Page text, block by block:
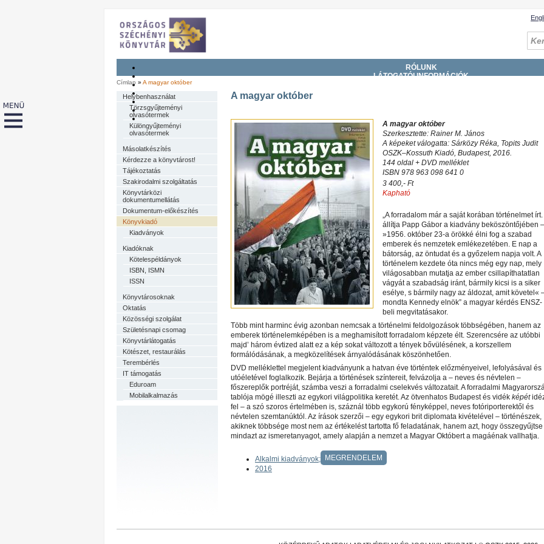
RÓLUNK
LÁTOGATÓI INFORMÁCIÓK
ESEMÉNYEK
Címlap » A magyar október
Helybenhasználat
Törzsgyűjteményi
olvasótermek
Különgyűjteményi
olvasótermek
Másolatkészítés
Kérdezze a könyvtárost!
Tájékoztatás
Szakirodalmi szolgáltatás
Könyvtárközi
dokumentumellátás
Dokumentum-előkészítés
Könyvkiadó
Kiadványok
Kiadóknak
Kötelespéldányok
ISBN, ISMN
ISSN
Könyvtárosoknak
Oktatás
Közösségi szolgálat
Születésnapi csomag
Könyvtárlátogatás
Kötészet, restaurálás
Terembérlés
IT támogatás
Eduroam
Mobilalkalmazás
A magyar október
A magyar október
Szerkesztette: Rainer M. János
A képeket válogatta: Sárközy Réka, Topits Judit
OSZK–Kossuth Kiadó, Budapest, 2016.
144 oldal + DVD melléklet
ISBN 978 963 098 641 0
3 400,- Ft
Kapható
„A forradalom már a saját korában történelmet
állítja Papp Gábor a kiadvány beköszöntőjében –
»1956. október 23-a örökké élni fog a szabad
emberek és nemzetek emlékezetében. E nap a
bátorság, az öntudat és a győzelem napja volt. A
történelem kezdete óta nincs még egy nap, mely
világosabban mutatja az ember csillapíthatatlan
vágyát a szabadság iránt, bármily kicsi is a siker
esélye, s bármily nagy az áldozat, amit követel«
mondta Kennedy elnök” a magyar kérdés ENSZ-
beli megvitatásakor.
Több mint harminc évig azonban nemcsak a történelmi feldolgozások többségében, hanem az
emberek történelemképében is a meghamisított forradalom képzete élt. Szerencsére az utóbbi
majd’ három évtized alatt ez a kép sokat változott a tények bővülésének, a korszellem
formálódásának, a megközelítések árnyalódásának köszönhetően.
DVD melléklettel megjelent kiadványunk a hatvan éve történtek előzményeivel, lefolyásával és
utóéletével foglalkozik. Bejárja a történések színtereit, felvázolja a – neves és névtelen –
főszereplők portréját, számba veszi a forradalmi cselekvés változatait. A forradalmi
tablója mögé illeszti az egykori világpolitika keretét. Az ötvenhatos Budapest és vidék képét
fel – a szó szoros értelmében is, száznál több egykorú fényképpel, neves fotóriporterektől és
névtelen szemtanúktól. Az írások szerzői – egy egykori brit diplomata kivételével – történészek,
akiknek többsége most nem az értékelést tartotta fő feladatának, hanem azt, hogy összegyűjtse
mindazt az ismeretanyagot, amely alapján a nemzet a Magyar Októbert a magáénak vallhatja.
Alkalmi kiadványok
2016
MEGRENDELEM